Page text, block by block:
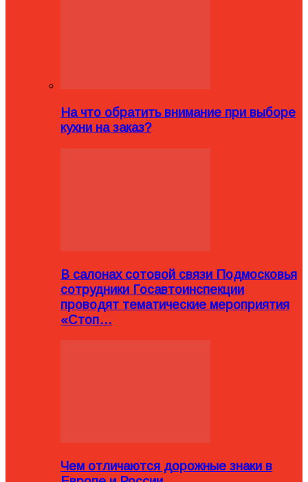
На что обратить внимание при выборе
кухни на заказ?
В салонах сотовой связи Подмосковья
сотрудники Госавтоинспекции
проводят тематические мероприятия
«Стоп…
Чем отличаются дорожные знаки в